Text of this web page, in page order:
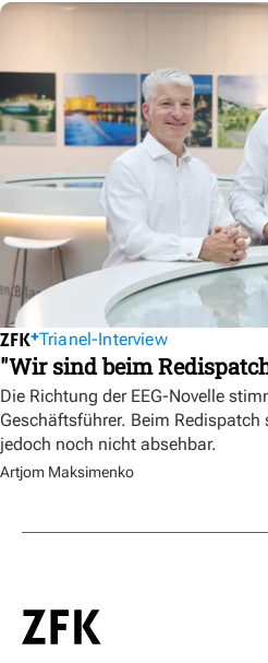
Trianel-Interview
"Wir sind beim
Die Richtung der EEG-Novelle
Geschäftsführer. Beim Redispatch
jedoch noch nicht absehbar.
Artjom Maksimenko